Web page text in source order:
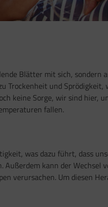
Blätter mit sich, sondern
Trockenheit und Sprödigkeit,
keine Sorge, wir sind hier,
fallen.
was dazu führt, dass
kann der Wechsel
verursachen. Um diesen